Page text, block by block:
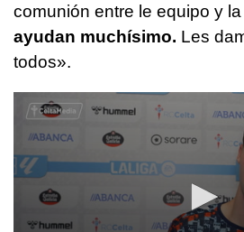
comunión entre le equipo y
ayudan muchísimo. Les
todos».
seconds
minute,
37